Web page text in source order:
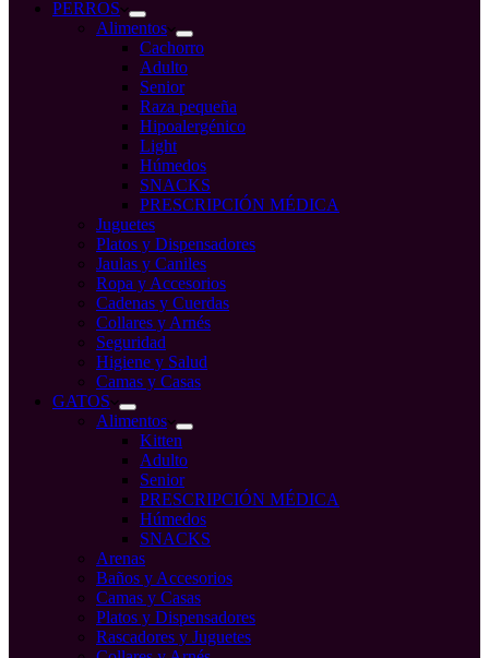
compraPERROS
Alimentos
Cachorro
Adulto
Senior
Raza pequeña
Hipoalergénico
Light
Húmedos
SNACKS
PRESCRIPCIÓN MÉDICA
Juguetes
Platos y Dispensadores
Jaulas y Caniles
Ropa y Accesorios
Cadenas y Cuerdas
Collares y Arnés
Seguridad
Higiene y Salud
Camas y Casas
GATOS
Alimentos
Kitten
Adulto
Senior
PRESCRIPCIÓN MÉDICA
Húmedos
SNACKS
Arenas
Baños y Accesorios
Camas y Casas
Platos y Dispensadores
Rascadores y Juguetes